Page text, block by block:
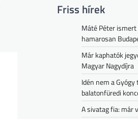
Friss hírek
Máté Péter
hamarosan
Már kaphatók
Magyar Nagydíjra
Idén nem a
balatonfüredi
A sivatag fia: már